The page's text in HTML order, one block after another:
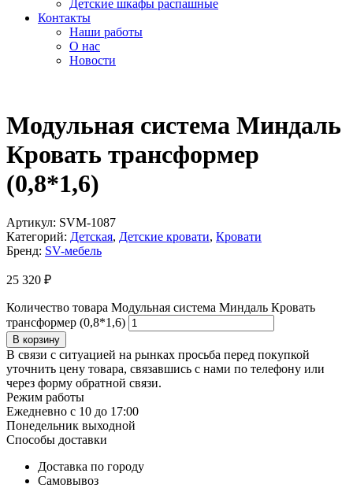
Детские шкафы распашные
Контакты
Наши работы
О нас
Новости
Модульная система Миндаль
Кровать трансформер
(0,8*1,6)
Артикул: SVM-1087
Категорий: Детская, Детские кровати, Кровати
Бренд: SV-мебель
25 320 ₽
Количество товара Модульная система Миндаль Кровать
трансформер (0,8*1,6)
В корзину
В связи с ситуацией на рынках просьба перед покупкой
уточнить цену товара, связавшись с нами по телефону или
через форму обратной связи.
Режим работы
Ежедневно с 10 до 17:00
Понедельник выходной
Способы доставки
Доставка по городу
Самовывоз